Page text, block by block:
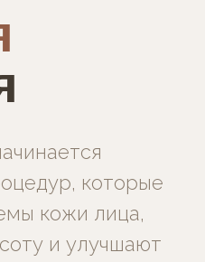
которые
кожи лица,
и улучшают